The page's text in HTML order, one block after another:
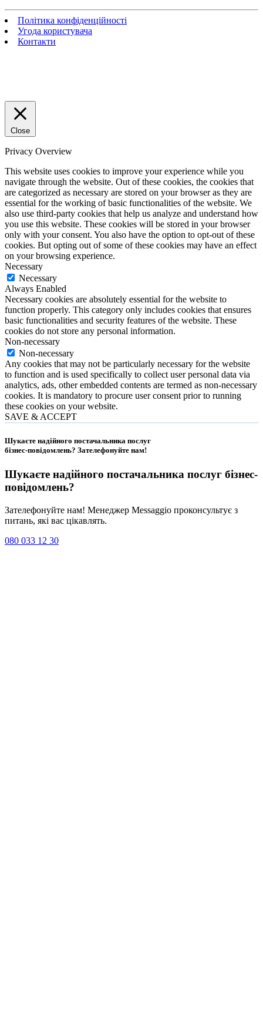
Політика конфіденційності
Угода користувача
Контакти
Close
Privacy Overview
This website uses cookies to improve your experience while you
navigate through the website. Out of these cookies, the cookies that
are categorized as necessary are stored on your browser as they are
essential for the working of basic functionalities of the website. We
also use third-party cookies that help us analyze and understand how
you use this website. These cookies will be stored in your browser
only with your consent. You also have the option to opt-out of these
cookies. But opting out of some of these cookies may have an effect
on your browsing experience.
Necessary
Necessary
Always Enabled
Necessary cookies are absolutely essential for the website to
function properly. This category only includes cookies that ensures
basic functionalities and security features of the website. These
cookies do not store any personal information.
Non-necessary
Non-necessary
Any cookies that may not be particularly necessary for the website
to function and is used specifically to collect user personal data via
analytics, ads, other embedded contents are termed as non-necessary
cookies. It is mandatory to procure user consent prior to running
these cookies on your website.
SAVE & ACCEPT
Шукаєте надійного постачальника послуг
бізнес-повідомлень? Зателефонуйте нам!
Шукаєте надійного постачальника послуг бізнес-
повідомлень?
Зателефонуйте нам! Менеджер Messaggio проконсультує з
питань, які вас цікавлять.
080 033 12 30